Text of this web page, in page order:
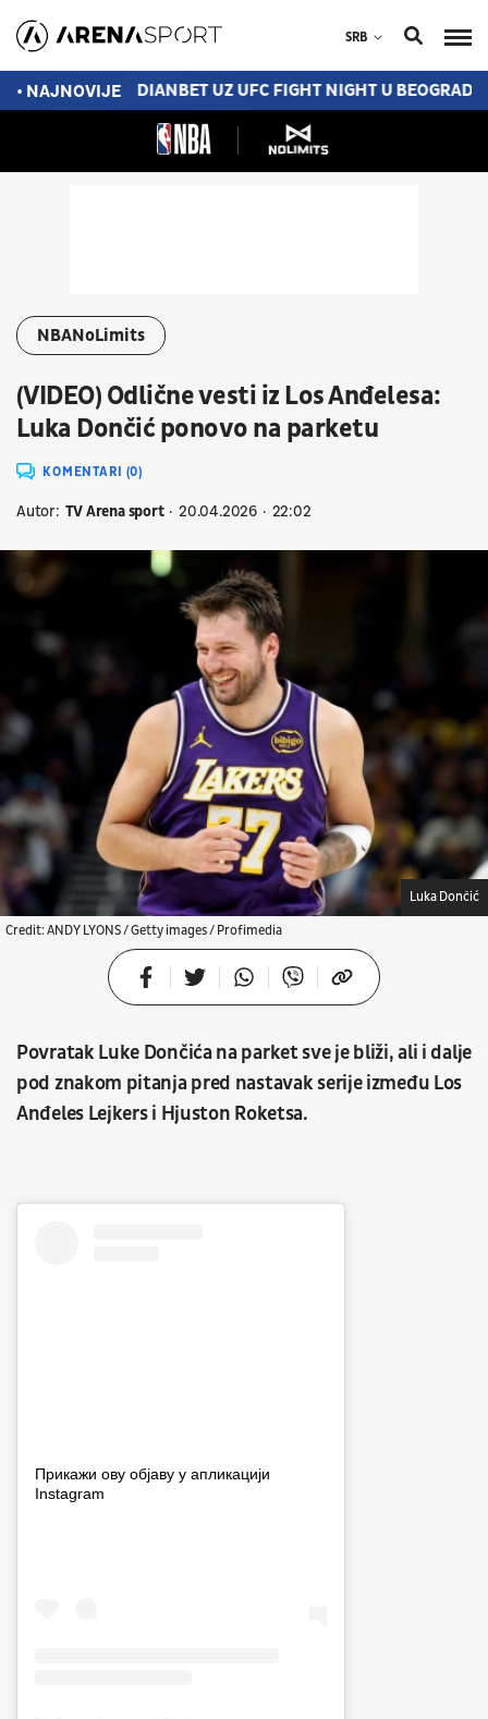
SRB
• NAJNOVIJEMERIDIANBET UZ UFC FIGHT NIGHT U BEOGRADU:
NBANoLimits
(VIDEO) Odlične vesti iz Los Anđelesa:
Luka Dončić ponovo na parketu
KOMENTARI (0)
Autor: TV Arena sport 20.04.2026 22:02
Credit: ANDY LYONS / Getty images / Profimedia
Luka Dončić
Povratak Luke Dončića na parket sve je bliži, ali i dalje
pod znakom pitanja pred nastavak serije između Los
Anđeles Lejkers i Hjuston Roketsa.
Прикажи ову објаву у апликацији
Instagram